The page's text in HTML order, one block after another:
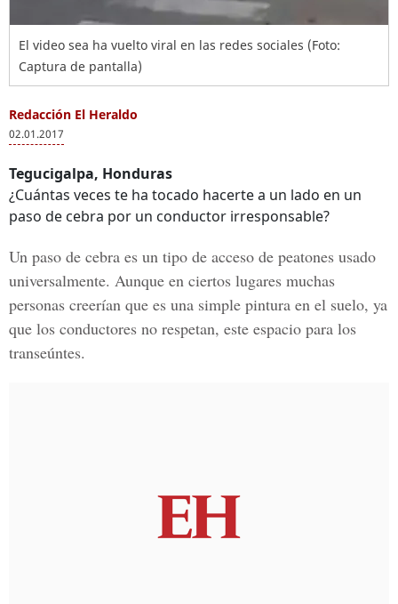
El video sea ha vuelto viral en las redes sociales (Foto:
Captura de pantalla)
Redacción El Heraldo
02.01.2017
Tegucigalpa, Honduras
¿Cuántas veces te ha tocado hacerte a un lado en un
paso de cebra por un conductor irresponsable?
Un paso de cebra es un tipo de acceso de peatones usado
universalmente. Aunque en ciertos lugares muchas
personas creerían que es una simple pintura en el suelo, ya
que los conductores no respetan, este espacio para los
transeúntes.